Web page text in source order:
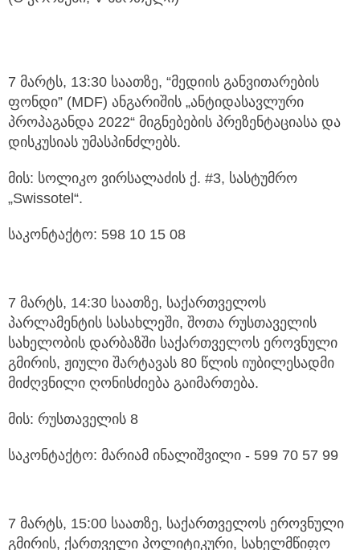
7 მარტს, 13:30 საათზე, “მედიის განვითარების
ფონდი” (MDF) ანგარიშის „ანტიდასავლური
პროპაგანდა 2022“ მიგნებების პრეზენტაციასა და
დისკუსიას უმასპინძლებს.
მის: სოლიკო ვირსალაძის ქ. #3, სასტუმრო
„Swissotel“.
საკონტაქტო: 598 10 15 08
7 მარტს, 14:30 საათზე, საქართველოს
პარლამენტის სასახლეში, შოთა რუსთაველის
სახელობის დარბაზში საქართველოს ეროვნული
გმირის, ჟიული შარტავას 80 წლის იუბილესადმი
მიძღვნილი ღონისძიება გაიმართება.
მის: რუსთაველის 8
საკონტაქტო: მარიამ ინალიშვილი - 599 70 57 99
7 მარტს, 15:00 საათზე, საქართველოს ეროვნული
გმირის, ქართველი პოლიტიკური, სახელმწიფო